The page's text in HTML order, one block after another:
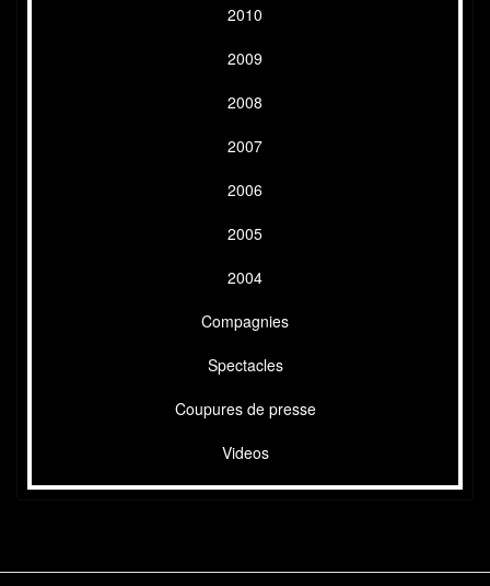
2010
2009
2008
2007
2006
2005
2004
Compagnies
Spectacles
Coupures de presse
Videos